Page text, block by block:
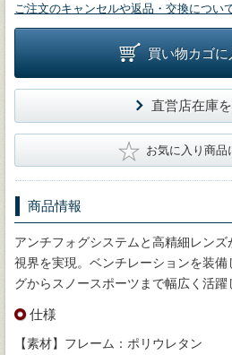
ご注文のキャンセルや返品・交換につい
買い物カゴに
直営店在庫
★ お気に入り商品
商品情報
アンチフォグシステムと高精細レン
視界を実現。ベンチレーションを装
グからスノースポーツまで幅広く活躍
仕様
【素材】フレーム：ポリウレタン